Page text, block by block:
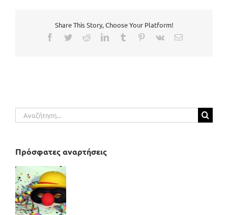
Share This Story, Choose Your Platform!
Facebook
TwitterRedditLinkedInTumblr Pinterest
Vk Email
Αναζήτηση
για:
Πρόσφατες αναρτήσεις